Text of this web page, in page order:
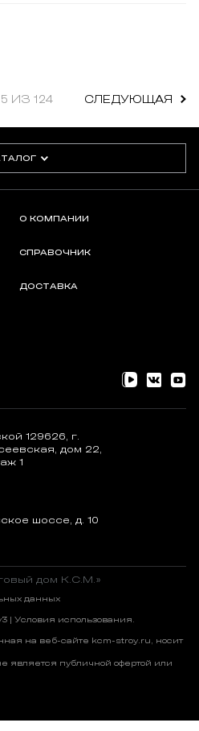
ИЗ 124 СЛЕДУЮЩАЯ
О КОМПАНИИ
СПРАВОЧНИК
ДОСТАВКА
129626, г.
дом 22,
1
шоссе, д. 10
дом К.С.М.»
данных
| Условия использования.
на веб-сайте kcm-stroy.ru, носит
является публичной офертой или